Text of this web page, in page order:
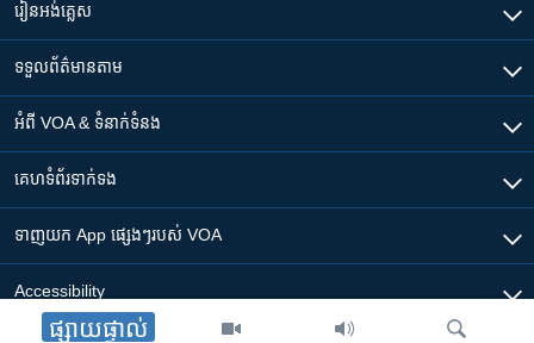
ផ្សាយផ្ទាល់
រៀន​​អង់គ្លេស
ទទួល​ព័ត៌មាន​តាម
អំពី​ VOA & ទំនាក់ទំនង
គេហទំព័រ​​ទាក់ទង
ទាញយក​ App ផ្សេងៗ​របស់​ VOA
Accessibility